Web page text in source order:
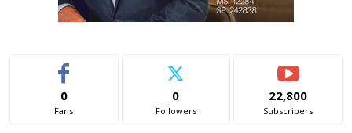
0
Fans
0
Followers
22,800
Subscribers